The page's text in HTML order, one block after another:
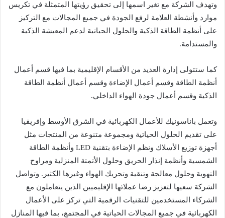
وتهدف الشركة مع تغير اسمها إلى تحقيق رؤيتها المتمثلة في تكريس
موارد وأنشطة العلامة لرفع الجودة في جميع المجالات مع التركيز
على أنظمة الطاقة الذكية والحلول الحياتية لدعم المعيشة الذكية
والمستدامة.
كما ستتولى إدارة العديد من الأقسام الإقليمية بما فيها قسم أعمال
أنظمة الطاقة وقسم أعمال الإضاءة وقسم أعمال أنظمة الطاقة
الذكية وقسم أعمال جودة الهواء الداخلي.
وتعمل باناسونيك للأعمال الكهربائية في الشرق الأوسط وإفريقيا
على تقديم الحلول الحياتية ومجموعة متنوعة من المنتجات مثل
أجهزة توزيع الأسلاك ونظم الإضاءة بتقنية LED وأنظمة الطاقة
الشمسية وأنظمة إنذار الحريق وحلول الأتمتة المنزلية ومراوح
التهوية وحلول معالجة وتنقية وتحريك الهواء وغيرها الكثير. وتواصل
الشركة سعيها لتعزيز رضا عملائها الإقليميين الذين يتعاملون مع
الشركاء المستخدمين للتقنيات الرقمية التي تركز على الأعمال
الكهربائية في جميع المجالات الحياتية في المجتمع، بما فيها المنازل